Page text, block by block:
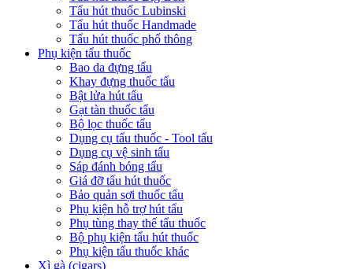
Tẩu hút thuốc Lubinski
Tẩu hút thuốc Handmade
Tẩu hút thuốc phổ thông
Phụ kiện tẩu thuốc
Bao da đựng tẩu
Khay đựng thuốc tẩu
Bật lửa hút tẩu
Gạt tàn thuốc tẩu
Bộ lọc thuốc tẩu
Dụng cụ tẩu thuốc - Tool tẩu
Dụng cụ vệ sinh tẩu
Sáp đánh bóng tẩu
Giá đỡ tẩu hút thuốc
Bảo quản sợi thuốc tẩu
Phụ kiện hỗ trợ hút tẩu
Phụ tùng thay thế tẩu thuốc
Bộ phụ kiện tẩu hút thuốc
Phụ kiện tẩu thuốc khác
Xì gà (cigars)